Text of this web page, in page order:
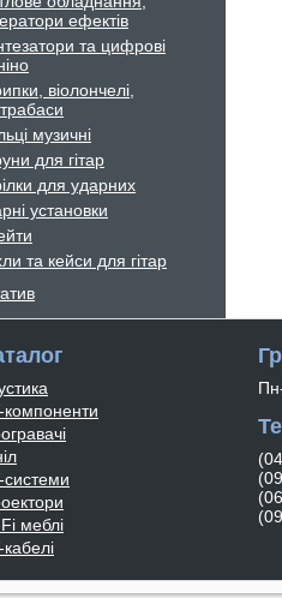
ефектів
та цифрові
віолончелі,
музичні
для гітар
для ударних
установки
та кейси для гітар
компоненти
системи
меблі
кабелі